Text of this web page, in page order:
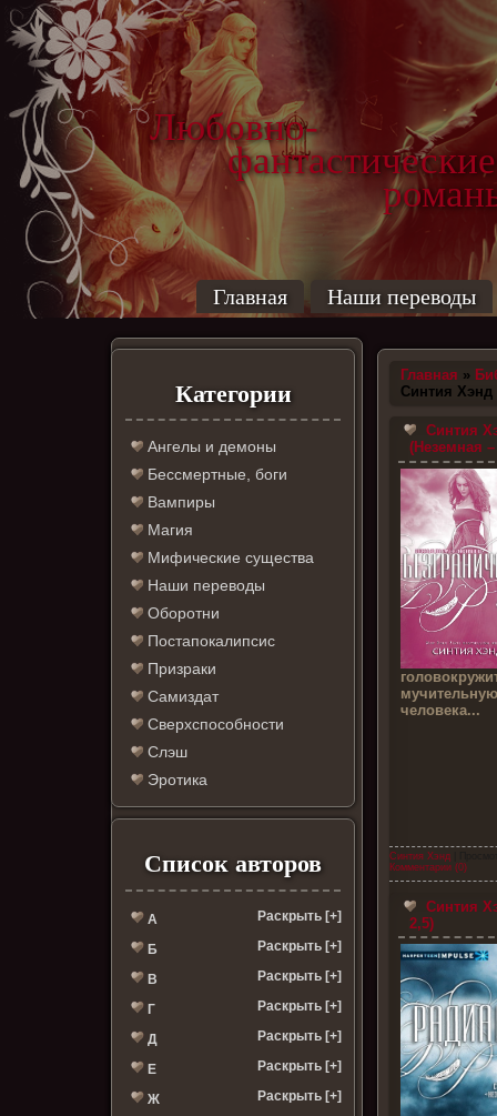
Любовно-
фантастические
Главная Наши переводы
Категории
Ангелы и демоны
Бессмертные, боги
Вампиры
Магия
Мифические существа
Наши переводы
Оборотни
Постапокалипсис
Призраки
Самиздат
Сверхспособности
Слэш
Эротика
Список авторов
А Раскрыть [+]
Б Раскрыть [+]
В Раскрыть [+]
Г Раскрыть [+]
Д Раскрыть [+]
Е Раскрыть [+]
Ж Раскрыть [+]
Главная »
Синтия Хэнд
Синтия
(Неземная –
человека...
Синтия Хэнд
Комментарии (0)
Синтия
2,5)